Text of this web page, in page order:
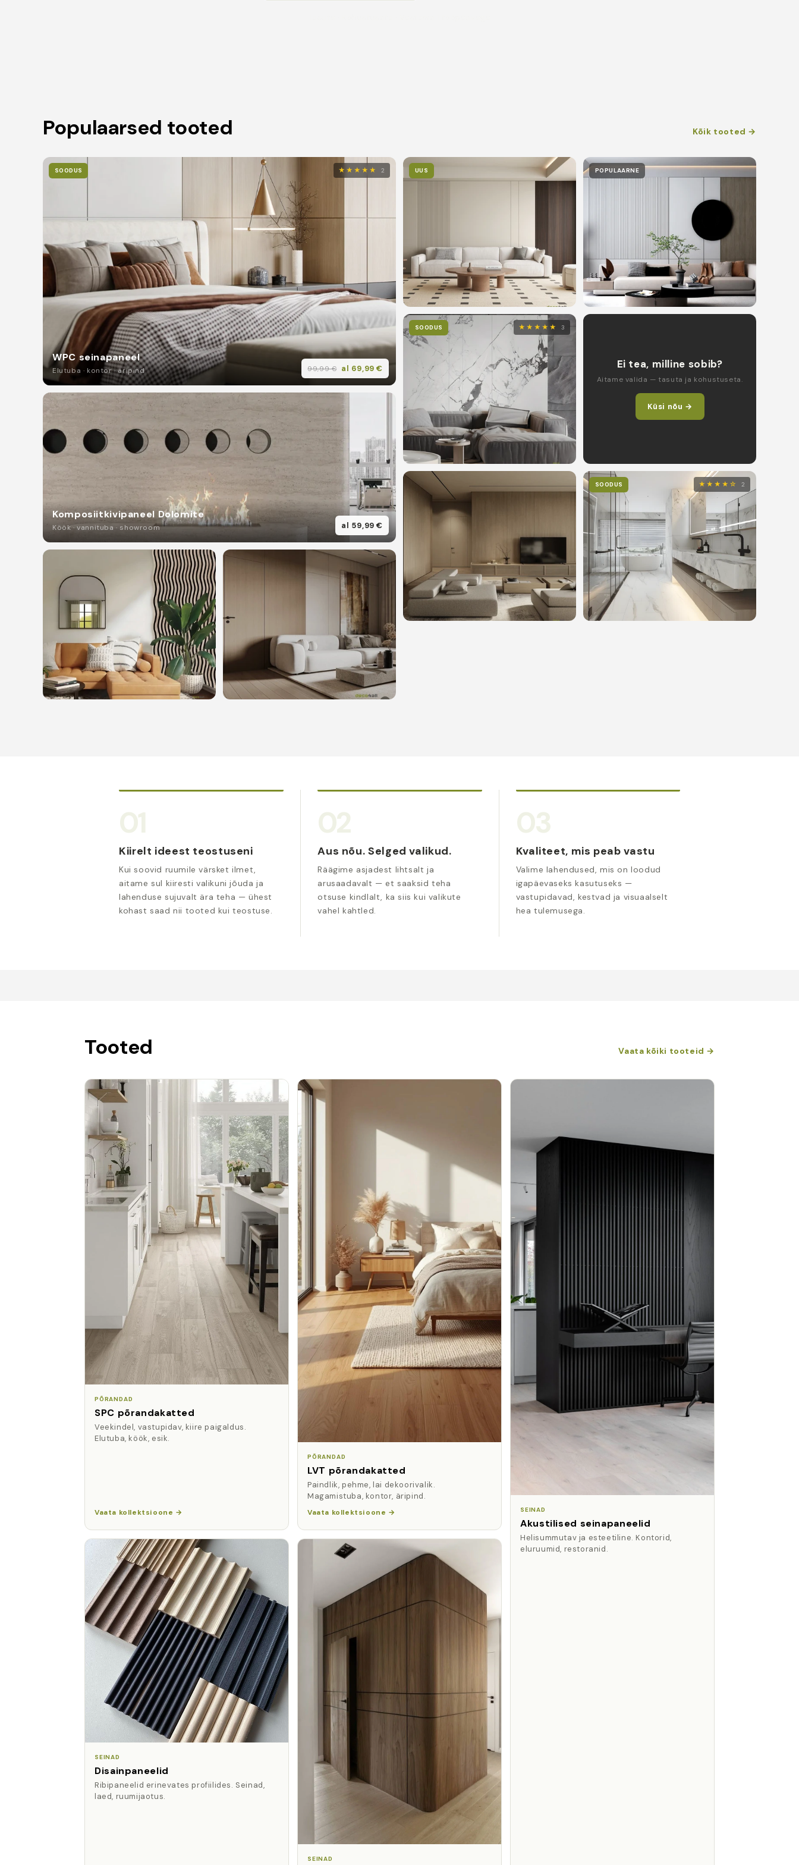
Populaarsed tooted Kõik tooted →
SOODUS ★★★★★ 2
WPC seinapaneel
Elutuba · kontor · äripind 99,99 € al 69,99 €
UUS POPULAARNE
SOODUS ★★★★★ 3
Ei tea, milline sobib?
Aitame valida — tasuta ja kohustuseta.
Küsi nõu →
Komposiitkivipaneel Dolomite
Köök · vannituba · showroom al 59,99 €
SOODUS ★★★★☆ 2
01
Kiirelt ideest teostuseni
Kui soovid ruumile värsket ilmet,
aitame sul kiiresti valikuni jõuda ja
lahenduse sujuvalt ära teha — ühest
kohast saad nii tooted kui teostuse.
02
Aus nõu. Selged valikud.
Räägime asjadest lihtsalt ja
arusaadavalt — et saaksid teha
otsuse kindlalt, ka siis kui valikute
vahel kahtled.
03
Kvaliteet, mis peab vastu
Valime lahendused, mis on loodud
igapäevaseks kasutuseks —
vastupidavad, kestvad ja visuaalselt
hea tulemusega.
Tooted Vaata kõiki tooteid →
PÕRANDAD
SPC põrandakatted
Veekindel, vastupidav, kiire paigaldus.
Elutuba, köök, esik.
Vaata kollektsioone →
PÕRANDAD
LVT põrandakatted
Paindlik, pehme, lai dekoorivalik.
Magamistuba, kontor, äripind.
Vaata kollektsioone → SEINAD
Akustilised seinapaneelid
Helisummutav ja esteetiline. Kontorid,
eluruumid, restoranid.
SEINAD
Disainpaneelid
Ribipaneelid erinevates profiilides. Seinad,
laed, ruumijaotus.
SEINAD